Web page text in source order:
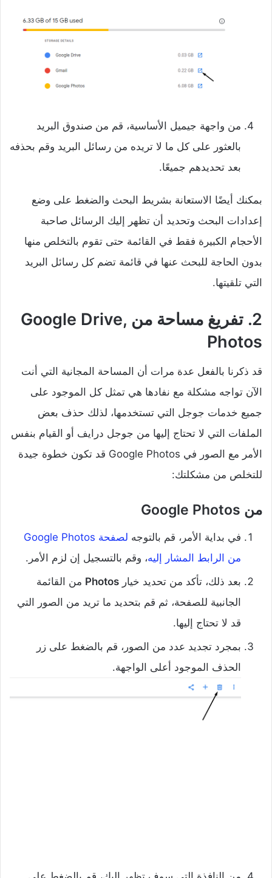
من واجهة جيميل الأساسية، قم من صندوق البريد
بالعثور على كل ما لا تريده من رسائل البريد وقم بحذفه
بعد تحديدهم جميعًا.
بمكنك أيضًا الاستعانة بشريط البحث والضغط على وضع
إعدادات البحث وتحديد أن تظهر إليك الرسائل صاحبة
الأحجام الكبيرة فقط في القائمة حتى تقوم بالتخلص منها
بدون الحاجة للبحث عنها في قائمة تضم كل رسائل البريد
التي تلقيتها.
2. تفريغ مساحة من Google Drive,
Photos
قد ذكرنا بالفعل عدة مرات أن المساحة المجانية التي أنت
الآن تواجه مشكلة مع نفادها هي تمثل كل الموجود على
جميع خدمات جوجل التي تستخدمها، لذلك حذف بعض
الملفات التي لا تحتاج إليها من جوجل درايف أو القيام بنفس
الأمر مع الصور في Google Photos قد تكون خطوة جيدة
للتخلص من مشكلتك:
من Google Photos
في بداية الأمر، قم بالتوجه
لصفحة Google Photos
من الرابط المشار إليه، وقم بالتسجيل إن لزم الأمر.
بعد ذلك، تأكد من تحديد خيار Photos من القائمة
الجانبية للصفحة، ثم قم بتحديد ما تريد من الصور التي
قد لا تحتاج إليها.
بمجرد تجديد عدد من الصور، قم بالضغط على زر
الحذف الموجود أعلى الواجهة.